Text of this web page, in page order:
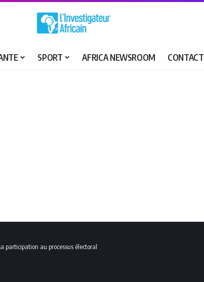
SPORT AFRICA NEWSROOM CONTACT
participation au processus électoral